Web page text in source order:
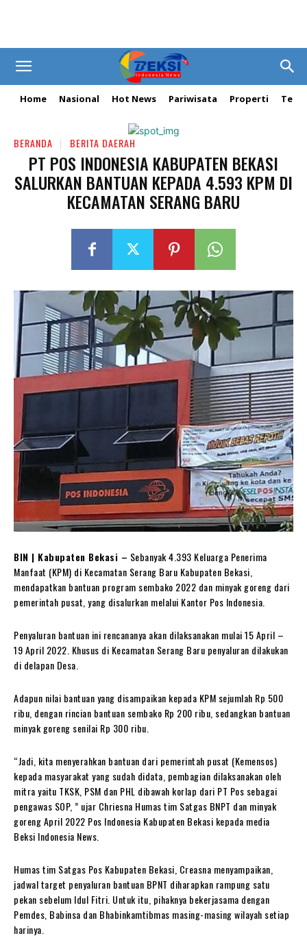
Home Nasional Hot News Pariwisata Properti
BERANDA BERITA DAERAH
PT POS INDONESIA KABUPATEN BEKASI
SALURKAN BANTUAN KEPADA 4.593 KPM DI
KECAMATAN SERANG BARU
BIN | Kabupaten Bekasi – Sebanyak 4.393 Keluarga Penerima
Manfaat (KPM) di Kecamatan Serang Baru Kabupaten Bekasi,
mendapatkan bantuan program sembako 2022 dan minyak goreng dari
pemerintah pusat, yang disalurkan melalui Kantor Pos Indonesia.
Penyaluran bantuan ini rencananya akan dilaksanakan mulai 15 April –
19 April 2022. Khusus di Kecamatan Serang Baru penyaluran dilakukan
di delapan Desa.
Adapun nilai bantuan yang disampaikan kepada KPM sejumlah Rp 500
ribu, dengan rincian bantuan sembako Rp 200 ribu, sedangkan bantuan
minyak goreng senilai Rp 300 ribu.
“Jadi, kita menyerahkan bantuan dari pemerintah pusat (Kemensos)
kepada masyarakat yang sudah didata, pembagian dilaksanakan oleh
mitra yaitu TKSK, PSM dan PHL dibawah korlap dari PT Pos sebagai
pengawas SOP, ” ujar Chriesna Humas tim Satgas BNPT dan minyak
goreng April 2022 Pos Indonesia Kabupaten Bekasi kepada media
Beksi Indonesia News.
Humas tim Satgas Pos Kabupaten Bekasi, Creasna menyampaikan,
jadwal target penyaluran bantuan BPNT diharapkan rampung satu
pekan sebelum Idul Fitri. Untuk itu, pihaknya bekerjasama dengan
Pemdes, Babinsa dan Bhabinkamtibmas masing-masing wilayah setiap
harinya.